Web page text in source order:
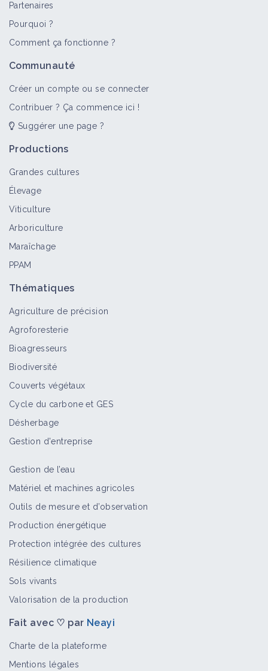
Pulvérisateur à panneaux
Effeuilleuse viticole
Arracheuse de vigne
Partenaires
Pourquoi ?
Comment ça fonctionne ?
Communauté
Créer un compte ou se connecter
Contribuer ? Ça commence ici !
Suggérer une page ?
Productions
Grandes cultures
Élevage
Viticulture
Arboriculture
Maraîchage
PPAM
Thématiques
Agriculture de précision
Agroforesterie
Bioagresseurs
Biodiversité
Couverts végétaux
Cycle du carbone et GES
Désherbage
Gestion d'entreprise
Gestion de l’eau
Matériel et machines agricoles
Outils de mesure et d’observation
Production énergétique
Protection intégrée des cultures
Résilience climatique
Sols vivants
Valorisation de la production
Fait avec ♡ par Neayi
Charte de la plateforme
Mentions légales